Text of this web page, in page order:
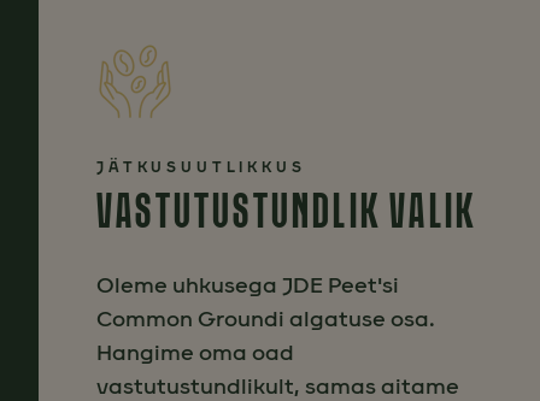
JÄTKUSUUTLIKKUS
VASTUTUSTUNDLIK VALIK
Oleme uhkusega JDE Peet'si
Common Groundi algatuse osa.
Hangime oma oad
vastutustundlikult, samas aitame